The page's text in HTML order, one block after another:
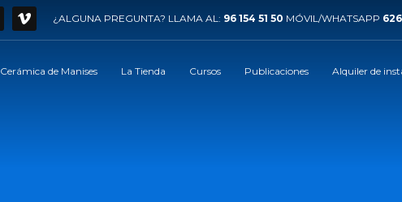
¿ALGUNA PREGUNTA? LLAMA AL: 96 154 51 50 MÓVIL/WHATSAPP
Cerámica de Manises La Tienda Cursos Publicaciones Alquiler de